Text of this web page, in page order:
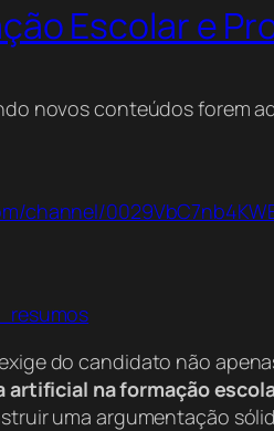
Escolar e
novos conteúdos forem
channel/
do candidato não
artificial na formação
uma argumentação